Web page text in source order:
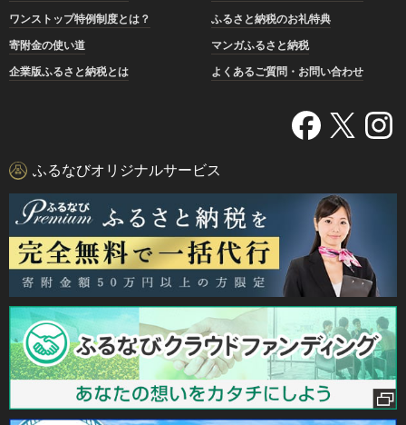
ワンストップ特例制度とは？
ふるさと納税のお礼特典
寄附金の使い道
マンガふるさと納税
企業版ふるさと納税とは
よくあるご質問・お問い合わせ
ふるなびオリジナルサービス